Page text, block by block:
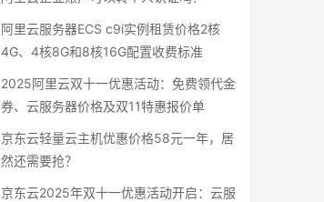
阿里云服务器ECS c9i实例租赁价格2核
4G、4核8G和8核16G配置收费标准
2025阿里云双十一优惠活动：免费领代金
券、云服务器价格及双11特惠报价单
京东云轻量云主机优惠价格58元一年，居
然还需要抢？
京东云2025年双十一优惠活动开启：云服